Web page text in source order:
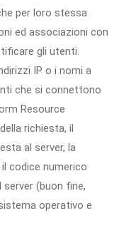
per loro stessa
ed associazioni con
gli utenti.
IP o i nomi a
che si connettono
Resource
richiesta, il
al server, la
codice numerico
(buon fine,
operativo e